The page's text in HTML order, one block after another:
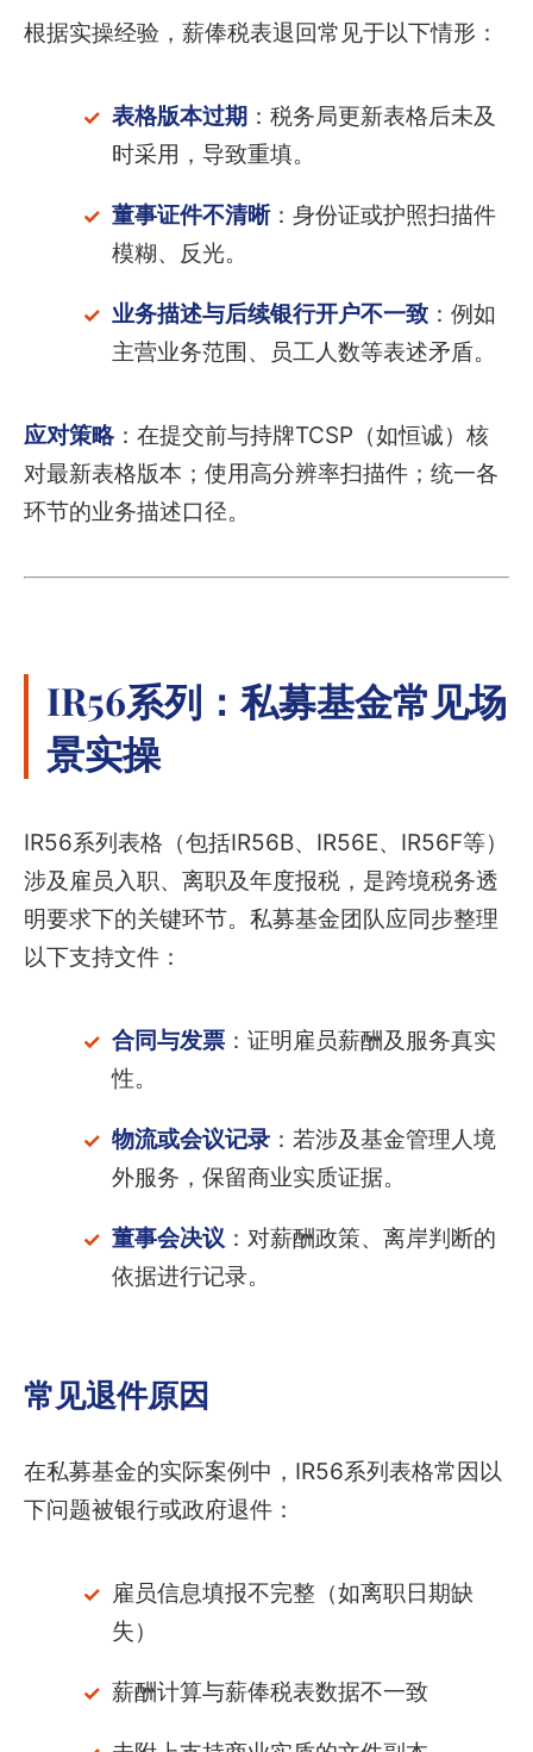
根据实操经验，薪俸税表退回常见于以下情形：
表格版本过期 ：税务局更新表格后未及
时采用，导致重填。
董事证件不清晰：身份证或护照扫描件
模糊、反光。
业务描述与后续银行开户不一致：例如
主营业务范围、员工人数等表述矛盾。
应对策略：在提交前与持牌TCSP（如恒诚）核
对最新表格版本；使用高分辨率扫描件；统一各
环节的业务描述口径。
IR56系列：私募基金常见场
景实操
IR56系列表格（包括IR56B、IR56E、IR56F等）
涉及雇员入职、离职及年度报税，是跨境税务透
明要求下的关键环节。私募基金团队应同步整理
以下支持文件：
合同与发票：证明雇员薪酬及服务真实
性。
物流或会议记录：若涉及基金管理人境
外服务，保留商业实质证据。
董事会决议 ：对薪酬政策、离岸判断的
依据进行记录。
常见退件原因
在私募基金的实际案例中，IR56系列表格常因以
下问题被银行或政府退件：
雇员信息填报不完整（如离职日期缺
失）
薪酬计算与薪俸税表数据不一致